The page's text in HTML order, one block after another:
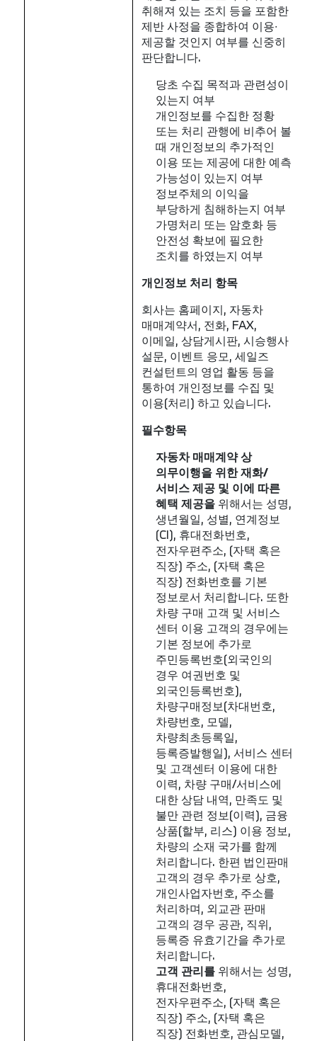
취해져 있는 조치 등을 포함한
제반 사정을 종합하여 이용∙
제공할 것인지 여부를 신중히
판단합니다.
당초 수집 목적과 관련성이
있는지 여부
개인정보를 수집한 정황
또는 처리 관행에 비추어 볼
때 개인정보의 추가적인
이용 또는 제공에 대한 예측
가능성이 있는지 여부
정보주체의 이익을
부당하게 침해하는지 여부
가명처리 또는 암호화 등
안전성 확보에 필요한
조치를 하였는지 여부
개인정보 처리 항목
회사는 홈페이지, 자동차
매매계약서, 전화, FAX,
이메일, 상담게시판, 시승행사
설문, 이벤트 응모, 세일즈
컨설턴트의 영업 활동 등을
통하여 개인정보를 수집 및
이용(처리) 하고 있습니다.
필수항목
자동차 매매계약 상
의무이행을 위한 재화/
서비스 제공 및 이에 따른
혜택 제공을 위해서는 성명,
생년월일, 성별, 연계정보
(CI), 휴대전화번호,
전자우편주소, (자택 혹은
직장) 주소, (자택 혹은
직장) 전화번호를 기본
정보로서 처리합니다. 또한
차량 구매 고객 및 서비스
센터 이용 고객의 경우에는
기본 정보에 추가로
주민등록번호(외국인의
경우 여권번호 및
외국인등록번호),
차량구매정보(차대번호,
차량번호, 모델,
차량최초등록일,
등록증발행일), 서비스 센터
및 고객센터 이용에 대한
이력, 차량 구매/서비스에
대한 상담 내역, 만족도 및
불만 관련 정보(이력), 금융
상품(할부, 리스) 이용 정보,
차량의 소재 국가를 함께
처리합니다. 한편 법인판매
고객의 경우 추가로 상호,
개인사업자번호, 주소를
처리하며, 외교관 판매
고객의 경우 공관, 직위,
등록증 유효기간을 추가로
처리합니다.
고객 관리를 위해서는 성명,
휴대전화번호,
전자우편주소, (자택 혹은
직장) 주소, (자택 혹은
직장) 전화번호, 관심모델,